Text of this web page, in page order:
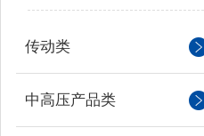
传动类
中高压产品类